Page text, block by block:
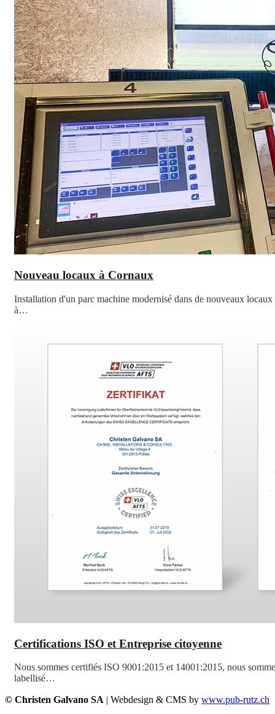
Nouveau locaux à Cornaux
Installation d'un parc machine modernisé dans de nouveaux locaux
à…
Certifications ISO et Entreprise citoyenne
Nous sommes certifiés ISO 9001:2015 et 14001:2015, nous
labellisé…
© Christen Galvano SA | Webdesign & CMS by www.pub-rutz.ch